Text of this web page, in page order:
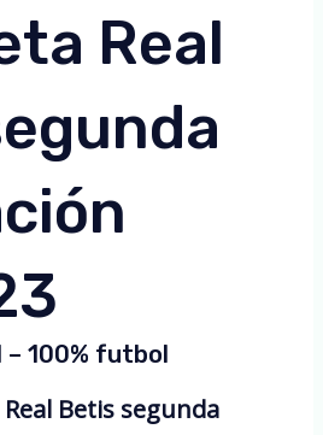
Real
100% futbol
Betis segunda